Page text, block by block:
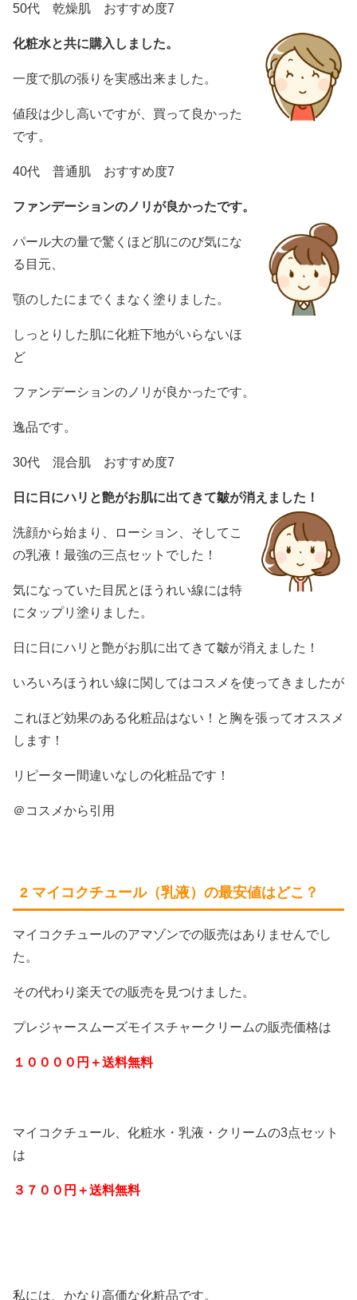
50代 乾燥肌 おすすめ度7
化粧水と共に購入しました。
一度で肌の張りを実感出来ました。
値段は少し高いですが、買って良かった
です。
40代 普通肌 おすすめ度7
ファンデーションのノリが良かったです。
パール大の量で驚くほど肌にのび気にな
る目元、
顎のしたにまでくまなく塗りました。
しっとりした肌に化粧下地がいらないほ
ど
ファンデーションのノリが良かったです。
逸品です。
30代 混合肌 おすすめ度7
日に日にハリと艶がお肌に出てきて皺が消えました！
洗顔から始まり、ローション、そしてこ
の乳液！最強の三点セットでした！
気になっていた目尻とほうれい線には特
にタップリ塗りました。
日に日にハリと艶がお肌に出てきて皺が消えました！
いろいろほうれい線に関してはコスメを使ってきましたが
これほど効果のある化粧品はない！と胸を張ってオススメ
します！
リピーター間違いなしの化粧品です！
＠コスメから引用
2 マイコクチュール（乳液）の最安値はどこ？
マイコクチュールのアマゾンでの販売はありませんでし
た。
その代わり楽天での販売を見つけました。
プレジャースムーズモイスチャークリームの販売価格は
１００００円＋送料無料
マイコクチュール、化粧水・乳液・クリームの3点セット
は
３７００円＋送料無料
私には、かなり高価な化粧品です。